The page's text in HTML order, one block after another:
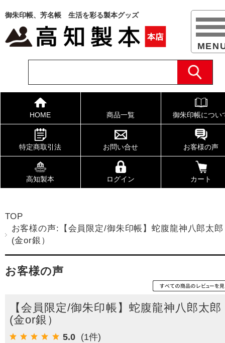
御朱印帳、芳名帳 生活を彩る製本グッズ
HOME 商品一覧 御朱印帳につい
特定商取引法 お問い合せ お客様の声
高知製本 ログイン カート
TOP
お客様の声:【会員限定/御朱印帳】蛇腹龍神八郎太郎
(金or銀）
お客様の声
【会員限定/御朱印帳】蛇腹龍神八郎太郎
(金or銀）
5.0 (1件)